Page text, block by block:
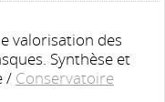
valorisation des
Synthèse et
/ Conservatoire